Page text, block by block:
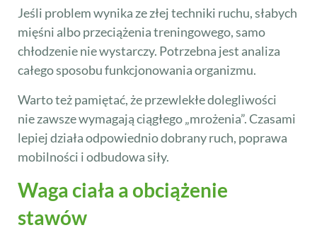
Jeśli problem wynika ze złej techniki ruchu, słabych
mięśni albo przeciążenia treningowego, samo
chłodzenie nie wystarczy. Potrzebna jest analiza
całego sposobu funkcjonowania organizmu.
Warto też pamiętać, że przewlekłe dolegliwości
nie zawsze wymagają ciągłego „mrożenia”. Czasami
lepiej działa odpowiednio dobrany ruch, poprawa
mobilności i odbudowa siły.
Waga ciała a obciążenie
stawów